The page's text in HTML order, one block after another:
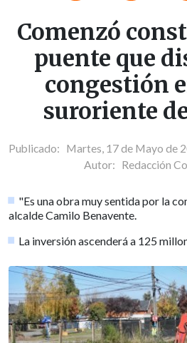
Comenzó
puente que
congestión
suroriente
Publicado: Martes, 17 de Mayo de
Autor: Redacción
"Es una obra muy sentida por la
alcalde Camilo Benavente.
La inversión ascenderá a 125